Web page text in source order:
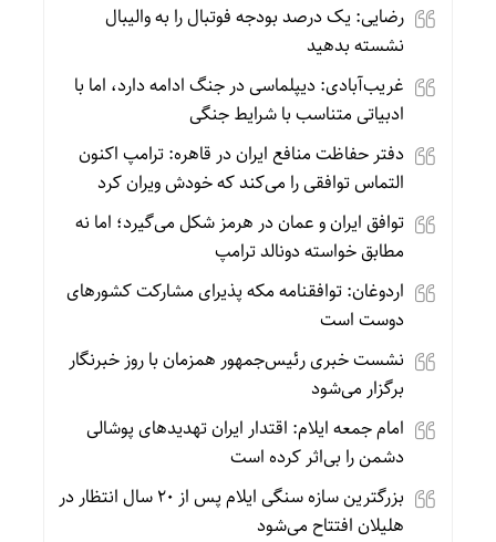
رضایی: یک درصد بودجه فوتبال را به والیبال
نشسته بدهید
غریب‌آبادی: دیپلماسی در جنگ ادامه دارد، اما با
ادبیاتی متناسب با شرایط جنگی
دفتر حفاظت منافع ایران در قاهره: ترامپ اکنون
التماس توافقی را می‌کند که خودش ویران کرد
توافق ایران و عمان در هرمز شکل می‌گیرد؛ اما نه
مطابق خواسته دونالد ترامپ
اردوغان: توافقنامه مکه پذیرای مشارکت کشورهای
دوست است
نشست خبری رئیس‌جمهور همزمان با روز خبرنگار
برگزار می‌شود
امام جمعه ایلام: اقتدار ایران تهدیدهای پوشالی
دشمن را بی‌اثر کرده است
بزرگترین سازه سنگی ایلام پس از ۲۰ سال انتظار در
هلیلان افتتاح می‌شود